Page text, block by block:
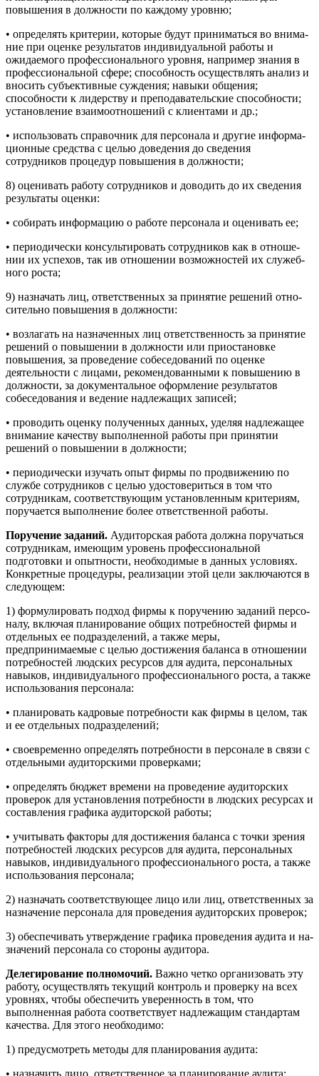
повыше­ния в должности по каждому уровню;
• определять критерии, которые будут приниматься во внима­
ние при оценке результатов индивидуальной работы и
ожидае­мого профессионального уровня, например знания в
профессио­нальной сфере; способность осуществлять анализ и
вносить субъективные суждения; навыки общения;
способности к лидер­ству и преподавательские способности;
установление взаимоот­ношений с клиентами и др.;
• использовать справочник для персонала и другие информа­
ционные средства с целью доведения до сведения
сотрудников процедур повышения в должности;
8) оценивать работу сотрудников и доводить до их сведения
результаты оценки:
• собирать информацию о работе персонала и оценивать ее;
• периодически консультировать сотрудников как в отноше­
нии их успехов, так ив отношении возможностей их служеб­
ного роста;
9) назначать лиц, ответственных за принятие решений отно­
сительно повышения в должности:
• возлагать на назначенных лиц ответственность за принятие
решений о повышении в должности или приостановке
повыше­ния, за проведение собеседований по оценке
деятельности с ли­цами, рекомендованными к повышению в
должности, за доку­ментальное оформление результатов
собеседования и ведение надлежащих записей;
• проводить оценку полученных данных, уделяя надлежащее
внимание качеству выполненной работы при принятии
решений о повышении в должности;
• периодически изучать опыт фирмы по продвижению по
службе сотрудников с целью удостовериться в том что
сотрудни­кам, соответствующим установленным критериям,
поручается выполнение более ответственной работы.
Поручение заданий. Аудиторская работа должна поручаться
со­трудникам, имеющим уровень профессиональной
подготовки и опытности, необходимые в данных условиях.
Конкретные про­цедуры, реализации этой цели заключаются в
следующем:
1) формулировать подход фирмы к поручению заданий персо­
налу, включая планирование общих потребностей фирмы и
от­дельных ее подразделений, а также меры,
предпринимаемые с целью достижения баланса в отношении
потребностей людских ресурсов для аудита, персональных
навыков, индивидуального профессионального роста, а также
использования персонала:
• планировать кадровые потребности как фирмы в целом, так
и ее отдельных подразделений;
• своевременно определять потребности в персонале в связи с
отдельными аудиторскими проверками;
• определять бюджет времени на проведение аудиторских
проверок для установления потребности в людских ресурсах и
составления графика аудиторской работы;
• учитывать факторы для достижения баланса с точки зрения
потребностей людских ресурсов для аудита, персональных
навы­ков, индивидуального профессионального роста, а также
исполь­зования персонала;
2) назначать соответствующее лицо или лиц, ответственных за
назначение персонала для проведения аудиторских проверок;
3) обеспечивать утверждение графика проведения аудита и на­
значений персонала со стороны аудитора.
Делегирование полномочий. Важно четко организовать эту
ра­боту, осуществлять текущий контроль и проверку на всех
уровнях, чтобы обеспечить уверенность в том, что
выполненная ра­бота соответствует надлежащим стандартам
качества. Для этого необходимо:
1) предусмотреть методы для планирования аудита:
• назначить лицо, ответственное за планирование аудита;